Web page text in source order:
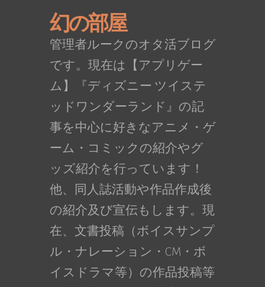
幻の部屋
管理者ルークのオタ活ブログ
です。現在は【アプリゲー
ム】『ディズニー ツイステ
ッドワンダーランド』の記
事を中心に好きなアニメ・ゲ
ーム・コミックの紹介やグ
ッズ紹介を行っています！
他、同人誌活動や作品作成後
の紹介及び宣伝もします。現
在、文書投稿（ボイスサンプ
ル・ナレーション・CM・ボ
イスドラマ等）の作品投稿等